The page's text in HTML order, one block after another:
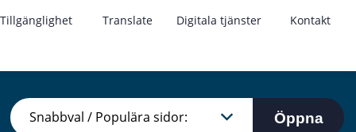
Tillgänglighet Translate Digitala tjänster Kontakt
Öppna